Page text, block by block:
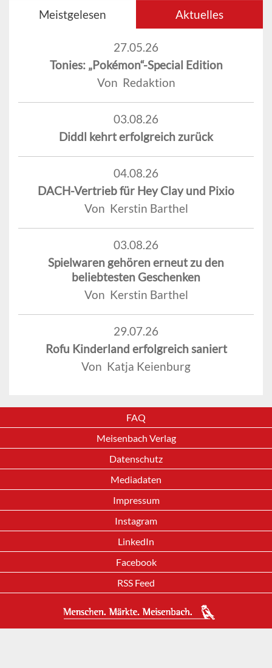
Meistgelesen Aktuelles
27.05.26
Tonies: „Pokémon“-Special Edition
Von Redaktion
03.08.26
Diddl kehrt erfolgreich zurück
04.08.26
DACH-Vertrieb für Hey Clay und Pixio
Von Kerstin Barthel
03.08.26
Spielwaren gehören erneut zu den
beliebtesten Geschenken
Von Kerstin Barthel
29.07.26
Rofu Kinderland erfolgreich saniert
Von Katja Keienburg
FAQ
Meisenbach Verlag
Datenschutz
Mediadaten
Impressum
Instagram
LinkedIn
Facebook
RSS Feed